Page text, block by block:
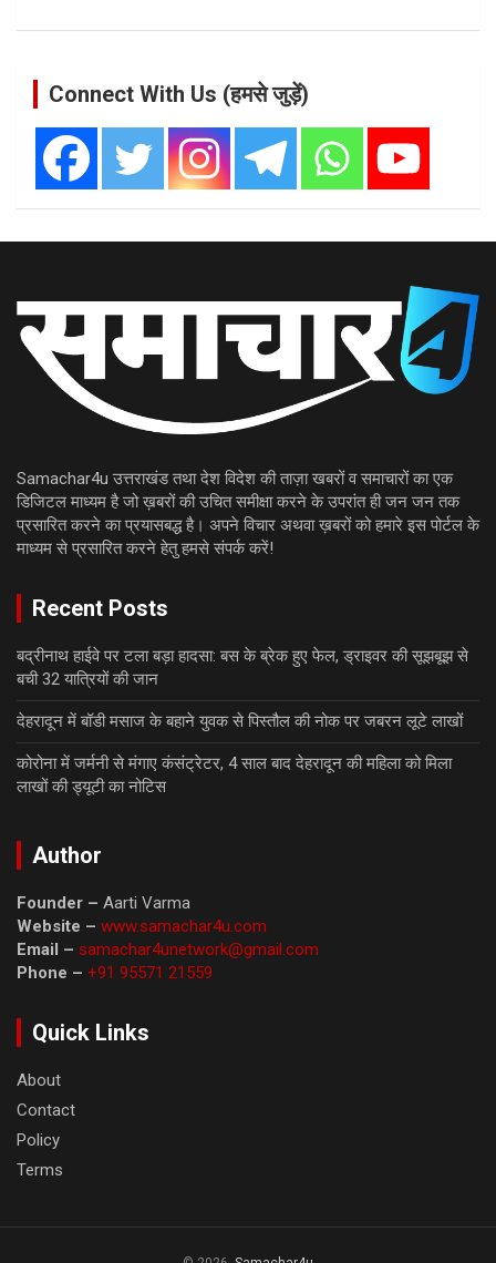
Connect With Us (हमसे जुड़ें)
Samachar4u उत्तराखंड तथा देश विदेश की ताज़ा खबरों व समाचारों का एक
डिजिटल माध्यम है जो ख़बरों की उचित समीक्षा करने के उपरांत ही जन जन तक
प्रसारित करने का प्रयासबद्ध है। अपने विचार अथवा ख़बरों को हमारे इस पोर्टल के
माध्यम से प्रसारित करने हेतु हमसे संपर्क करें!
Recent Posts
बद्रीनाथ हाईवे पर टला बड़ा हादसा: बस के ब्रेक हुए फेल, ड्राइवर की सूझबूझ से
बची 32 यात्रियों की जान
देहरादून में बॉडी मसाज के बहाने युवक से पिस्तौल की नोक पर जबरन लूटे लाखों
कोरोना में जर्मनी से मंगाए कंसंट्रेटर, 4 साल बाद देहरादून की महिला को मिला
लाखों की ड्यूटी का नोटिस
Author
Founder – Aarti Varma
Website – www.samachar4u.com
Email – samachar4unetwork@gmail.com
Phone – +91 95571 21559
Quick Links
About
Contact
Policy
Terms